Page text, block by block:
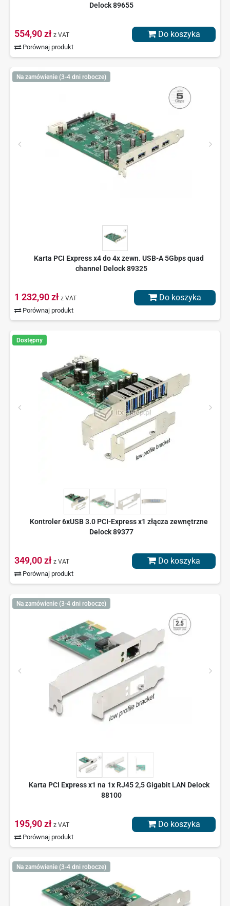
Delock 89655
554,90 zł z VAT
Porównaj produkt
Do koszyka
Na zamówienie (3-4 dni robocze)
Karta PCI Express x4 do 4x zewn. USB-A 5Gbps quad
channel Delock 89325
1 232,90 zł z VAT
Porównaj produkt
Do koszyka
Dostępny
Kontroler 6xUSB 3.0 PCI-Express x1 złącza zewnętrzne
Delock 89377
349,00 zł z VAT
Porównaj produkt
Do koszyka
Na zamówienie (3-4 dni robocze)
Karta PCI Express x1 na 1x RJ45 2,5 Gigabit LAN Delock
88100
195,90 zł z VAT
Porównaj produkt
Do koszyka
Na zamówienie (3-4 dni robocze)